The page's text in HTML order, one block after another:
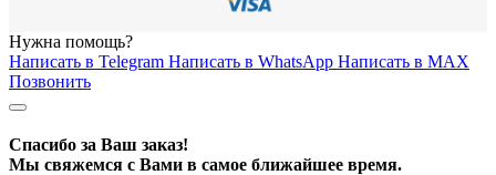
Нужна помощь?
Написать в Telegram Написать в WhatsApp Написать в MAX
Позвонить
Спасибо за Ваш заказ!
Мы свяжемся с Вами в самое ближайшее время.